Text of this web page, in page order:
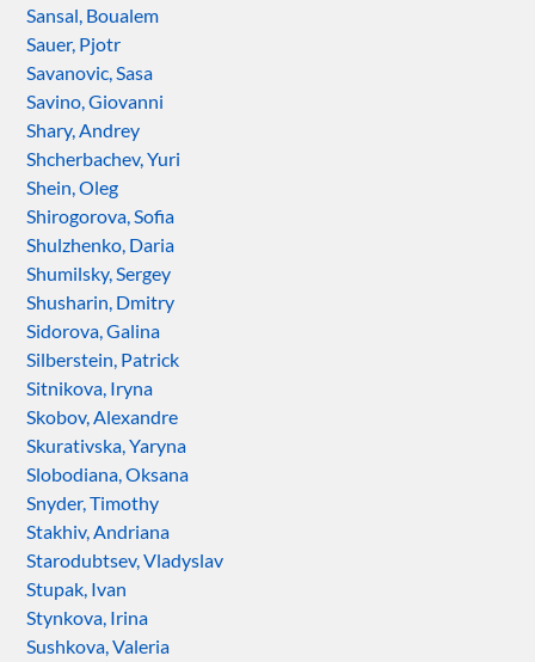
Sansal, Boualem
Sauer, Pjotr
Savanovic, Sasa
Savino, Giovanni
Shary, Andrey
Shcherbachev, Yuri
Shein, Oleg
Shirogorova, Sofia
Shulzhenko, Daria
Shumilsky, Sergey
Shusharin, Dmitry
Sidorova, Galina
Silberstein, Patrick
Sitnikova, Iryna
Skobov, Alexandre
Skurativska, Yaryna
Slobodiana, Oksana
Snyder, Timothy
Stakhiv, Andriana
Starodubtsev, Vladyslav
Stupak, Ivan
Stynkova, Irina
Sushkova, Valeria